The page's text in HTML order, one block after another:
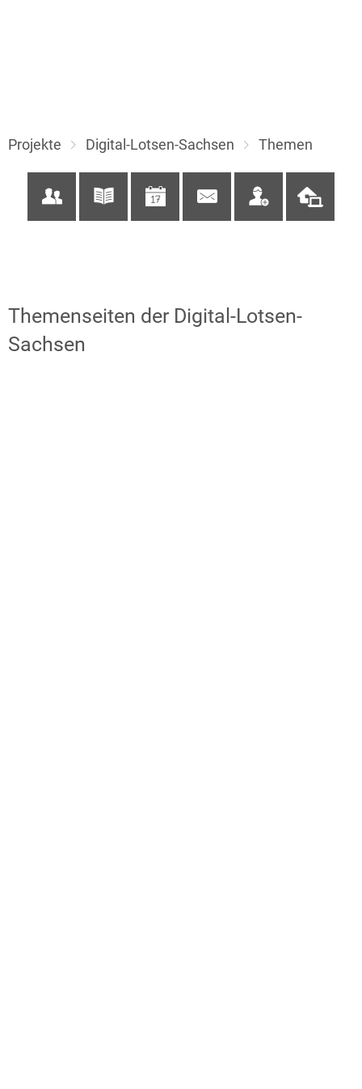
Projekte Digital-Lotsen-Sachsen Themen
Themen
Themenseiten der Digital-Lotsen-
Sachsen